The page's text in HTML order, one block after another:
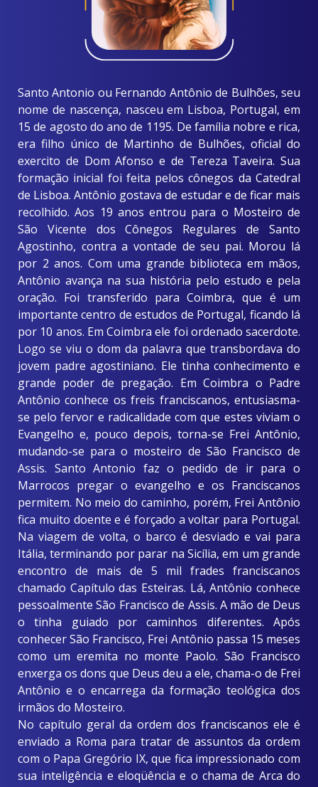
Santo Antonio ou Fernando Antônio de Bulhões, seu
nome de nascença, nasceu em Lisboa, Portugal, em
15 de agosto do ano de 1195. De família nobre e rica,
era filho único de Martinho de Bulhões, oficial do
exercito de Dom Afonso e de Tereza Taveira. Sua
formação inicial foi feita pelos cônegos da Catedral
de Lisboa. Antônio gostava de estudar e de ficar mais
recolhido. Aos 19 anos entrou para o Mosteiro de
São Vicente dos Cônegos Regulares de Santo
Agostinho, contra a vontade de seu pai. Morou lá
por 2 anos. Com uma grande biblioteca em mãos,
Antônio avança na sua história pelo estudo e pela
oração. Foi transferido para Coimbra, que é um
importante centro de estudos de Portugal, ficando lá
por 10 anos. Em Coimbra ele foi ordenado sacerdote.
Logo se viu o dom da palavra que transbordava do
jovem padre agostiniano. Ele tinha conhecimento e
grande poder de pregação. Em Coimbra o Padre
Antônio conhece os freis franciscanos, entusiasma-
se pelo fervor e radicalidade com que estes viviam o
Evangelho e, pouco depois, torna-se Frei Antônio,
mudando-se para o mosteiro de São Francisco de
Assis. Santo Antonio faz o pedido de ir para o
Marrocos pregar o evangelho e os Franciscanos
permitem. No meio do caminho, porém, Frei Antônio
fica muito doente e é forçado a voltar para Portugal.
Na viagem de volta, o barco é desviado e vai para
Itália, terminando por parar na Sicília, em um grande
encontro de mais de 5 mil frades franciscanos
chamado Capítulo das Esteiras. Lá, Antônio conhece
pessoalmente São Francisco de Assis. A mão de Deus
o tinha guiado por caminhos diferentes. Após
conhecer São Francisco, Frei Antônio passa 15 meses
como um eremita no monte Paolo. São Francisco
enxerga os dons que Deus deu a ele, chama-o de Frei
Antônio e o encarrega da formação teológica dos
irmãos do Mosteiro.
No capítulo geral da ordem dos franciscanos ele é
enviado a Roma para tratar de assuntos da ordem
com o Papa Gregório IX, que fica impressionado com
sua inteligência e eloqüência e o chama de Arca do